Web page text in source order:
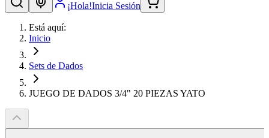
¡Hola!Inicia Sesión
Está aquí:
Inicio
Sets de Dados
JUEGO DE DADOS 3/4" 20 PIEZAS YATO